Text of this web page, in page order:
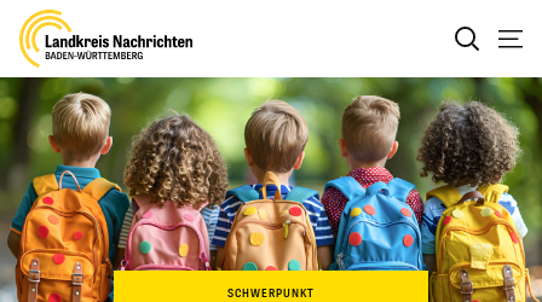
SCHWERPUNKT